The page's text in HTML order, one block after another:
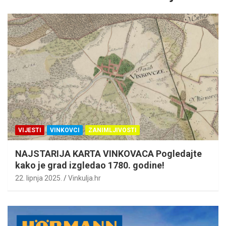
VIJESTI VINKOVCI ZANIMLJIVOSTI
NAJSTARIJA KARTA VINKOVACA Pogledajte
kako je grad izgledao 1780. godine!
22. lipnja 2025. Vinkulja.hr
A